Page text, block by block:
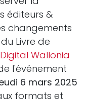
éditeurs &
changements
Livre de
Wallonia
l'événement
6 mars 2025
formats et